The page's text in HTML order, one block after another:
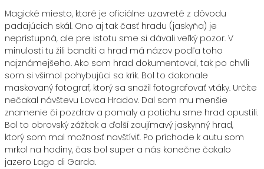
Magické miesto, ktoré je oficiálne uzavreté z dôvodu
padajúcich skál. Ono aj tak časť hradu (jaskyňa) je
neprístupná, ale pre istotu sme si dávali veľký pozor. V
minulosti tu žili banditi a hrad má názov podľa toho
najznámejšeho. Ako som hrad dokumentoval, tak po chvíli
som si všimol pohybujúci sa krík. Bol to dokonale
maskovaný fotograf, ktorý sa snažil fotografovať vtáky. Určite
nečakal návštevu Lovca Hradov. Dal som mu menšie
znamenie či pozdrav a pomaly a potichu sme hrad opustili.
Bol to obrovský zážitok a ďalší zaujímavý jaskynný hrad,
ktorý som mal možnosť navštíviť. Po príchode k autu som
mrkol na hodiny, čas bol super a nás konečne čakalo
jazero Lago di Garda.